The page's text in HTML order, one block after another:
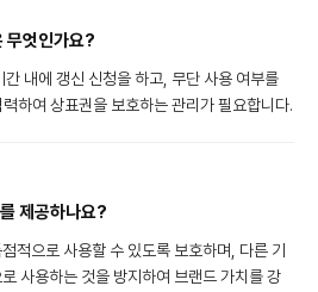
무엇인가요?
내에 갱신 신청을 하고, 무단 사용 여부를
하여 상표권을 보호하는 관리가 필요합니다.
제공하나요?
적으로 사용할 수 있도록 보호하며, 다른 기
사용하는 것을 방지하여 브랜드 가치를 강